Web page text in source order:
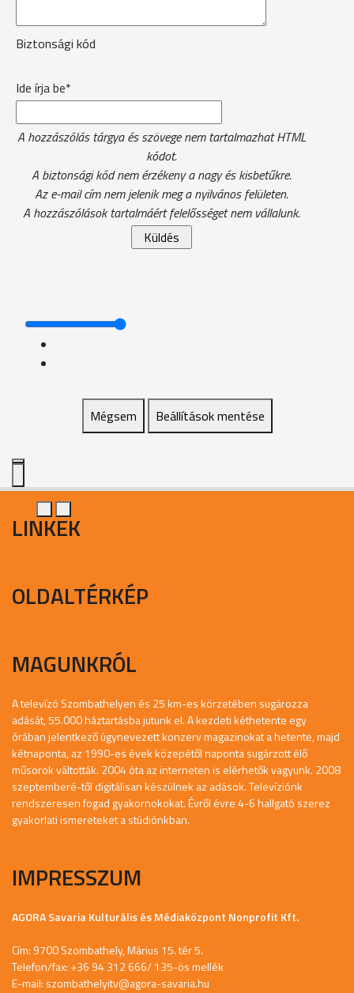
Biztonsági kód
Ide írja be*
A hozzászólás tárgya és szövege nem tartalmazhat HTML
kódot.
A biztonsági kód nem érzékeny a nagy és kisbetűkre.
Az e-mail cím nem jelenik meg a nyilvános felületen.
A hozzászólások tartalmáért felelősséget nem vállalunk.
Mégsem Beállítások mentése
LINKEK
OLDALTÉRKÉP
MAGUNKRÓL
A televízó Szombathelyen és 25 km-es körzetében sugározza
adását, 55.000 háztartásba jutunk el. A kezdeti kéthetente egy
órában jelentkező úgynevezett konzerv magazinokat a hetente, majd
kétnaponta, az 1990-es évek közepétől naponta sugárzott élő
műsorok váltották. 2004 óta az interneten is elérhetők vagyunk. 2008
szeptemberé-től digitálisan készülnek az adások. Televíziónk
rendszeresen fogad gyakornokokat. Évről évre 4-6 hallgató szerez
gyakorlati ismereteket a stúdiónkban.
IMPRESSZUM
AGORA Savaria Kulturális és Médiaközpont Nonprofit Kft.
Cím: 9700 Szombathely, Márius 15. tér 5.
Telefon/fax: +36 94 312 666/ 135-ös mellék
E-mail: szombathelyitv@agora-savaria.hu